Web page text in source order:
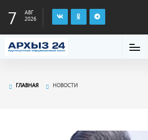
7
АВГ
2026
ГЛАВНАЯ НОВОСТИ